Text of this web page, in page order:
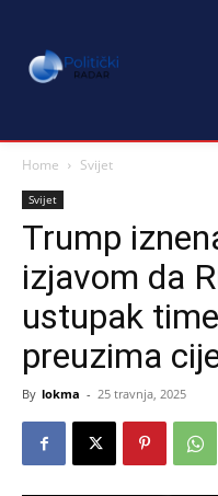
Home Svijet
Svijet
Trump
izjavom da
ustupak
preuzima
By lokma - 25 travnja, 2025